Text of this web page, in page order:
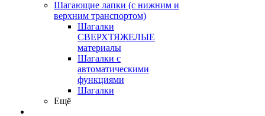
Шагающие лапки (с нижним и
верхним транспортом)
Шагалки
СВЕРХТЯЖЕЛЫЕ
материалы
Шагалки с
автоматическими
функциями
Шагалки
Ещё